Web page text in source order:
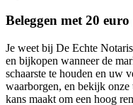
Beleggen met 20
Je weet bij De Echte
en bijkopen wanneer de
schaarste te houden en uw
waarborgen, en bekijk onze
kans maakt om een hoog